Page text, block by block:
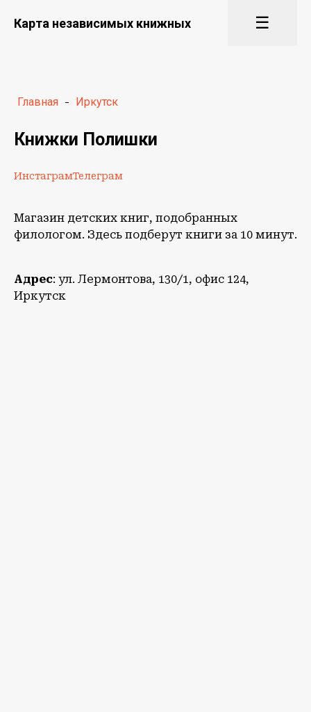
Карта независимых книжных ☰
Главная - Иркутск
Книжки Полишки
ИнстаграмТелеграм
Магазин детских книг, подобранных
филологом. Здесь подберут книги за 10 минут.
Адрес: ул. Лермонтова, 130/1, офис 124,
Иркутск